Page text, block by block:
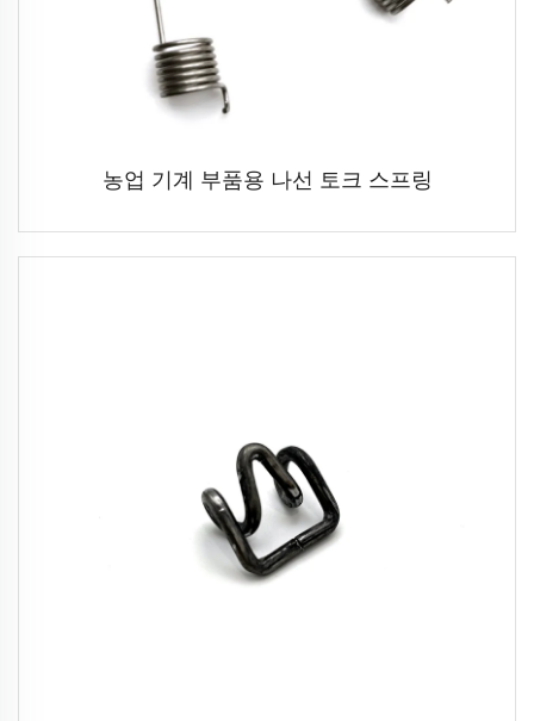
농업 기계 부품용 나선 토크 스프링